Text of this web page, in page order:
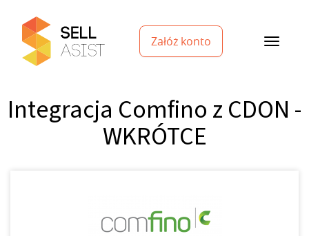
Załóż konto
Integracja Comfino z CDON -
WKRÓTCE